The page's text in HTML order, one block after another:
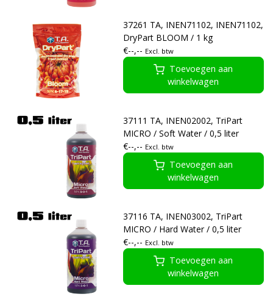
37261 TA, INEN71102, INEN71102,
DryPart BLOOM / 1 kg
€--,-- Excl. btw
Toevoegen aan
winkelwagen
37111 TA, INEN02002, TriPart
MICRO / Soft Water / 0,5 liter
€--,-- Excl. btw
Toevoegen aan
winkelwagen
37116 TA, INEN03002, TriPart
MICRO / Hard Water / 0,5 liter
€--,-- Excl. btw
Toevoegen aan
winkelwagen